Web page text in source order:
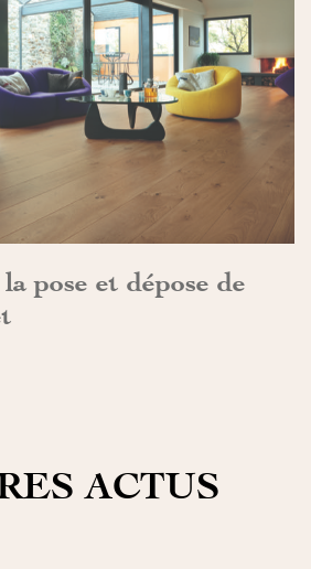
pose et dépose de
DÉCOUVRIR>>
ACTUS